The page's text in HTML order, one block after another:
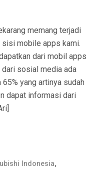
memang terjadi
sisi mobile apps kami.
dari mobil apps
dari sosial media ada
yang artinya sudah
dapat informasi dari
Indonesia,